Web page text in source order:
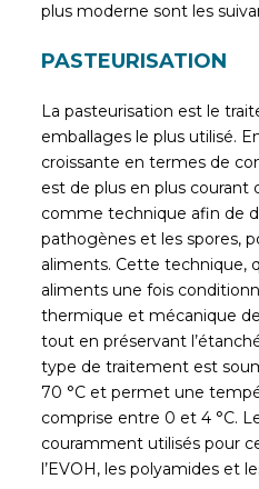
plus moderne sont les
PASTEURISATION
La pasteurisation est le
emballages le plus utilisé.
croissante en termes de
est de plus en plus courant
comme technique afin de
pathogènes et les spores,
aliments. Cette technique,
aliments une fois
thermique et mécanique
tout en préservant
type de traitement est
70 °C et permet une
comprise entre 0 et 4 °C.
couramment utilisés pour
l’EVOH, les polyamides et